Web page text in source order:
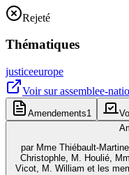
Rejeté
Thématiques
justiceeurope
Voir surassemblee-
Amendements1
par Mme Thiébault-
Christophle, M. Houlié,
Vicot, M. William et les